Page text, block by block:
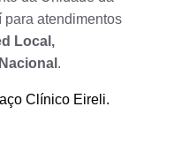
atendimentos
Local,
.
Clínico Eireli.